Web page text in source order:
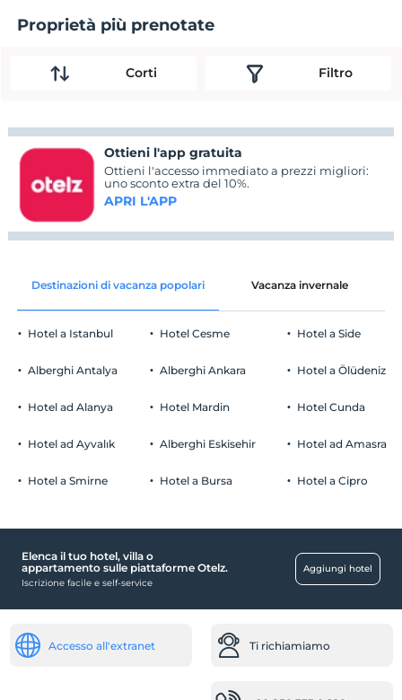
Proprietà più prenotate
Corti Filtro
Ottieni l'app gratuita
Ottieni l'accesso immediato a prezzi migliori:
uno sconto extra del 10%.
APRI L'APP
Destinazioni di vacanza popolari Vacanza invernale
Hotel a Istanbul
Alberghi Antalya
Hotel ad Alanya
Hotel ad Ayvalık
Hotel a Smirne
Hotel Cesme
Alberghi Ankara
Hotel Mardin
Alberghi Eskisehir
Hotel a Bursa
Hotel a Side
Hotel a Ölüdeniz
Hotel Cunda
Hotel ad Amasra
Hotel a Cipro
Elenca il tuo hotel, villa o
appartamento sulle piattaforme Otelz.
Iscrizione facile e self-service
Aggiungi hotel
Accesso all'extranet Ti richiamiamo